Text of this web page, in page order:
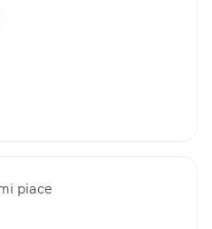
piace